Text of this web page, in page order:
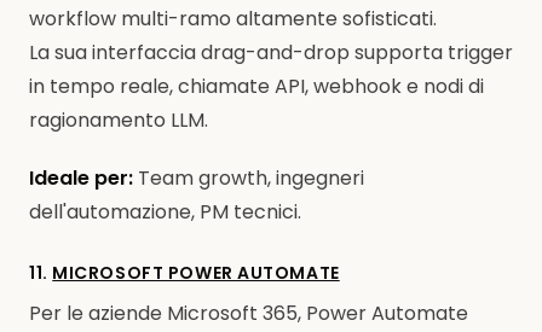
workflow multi-ramo altamente sofisticati.
La sua interfaccia drag-and-drop supporta trigger
in tempo reale, chiamate API, webhook e nodi di
ragionamento LLM.
Ideale per: Team growth, ingegneri
dell'automazione, PM tecnici.
11. MICROSOFT POWER AUTOMATE
Per le aziende Microsoft 365, Power Automate